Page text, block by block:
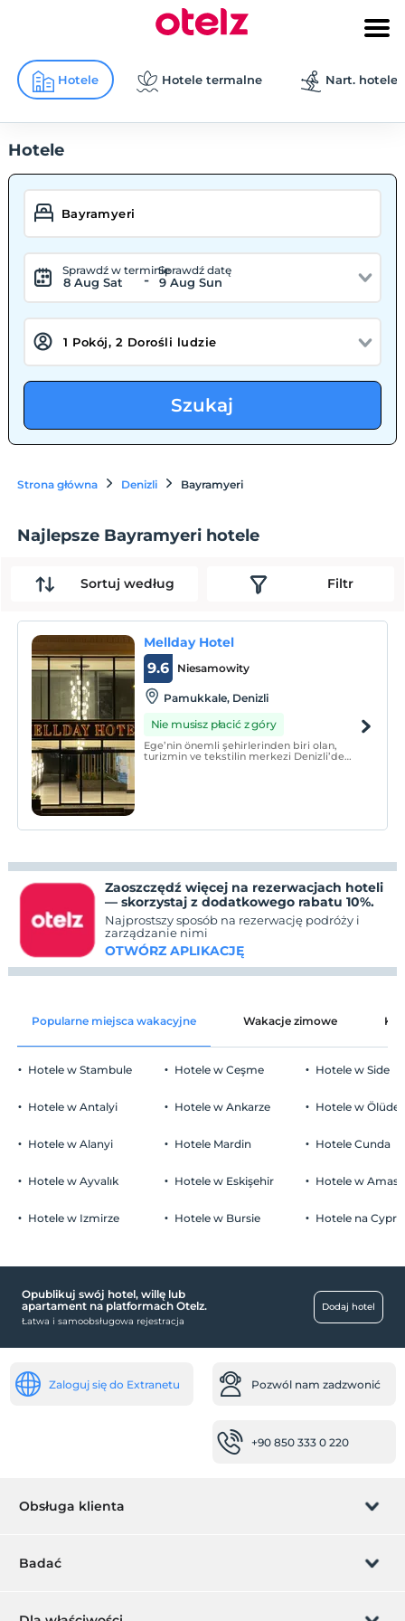
Hotele Hotele termalne Nart. hotele
Hotele
Sprawdź w terminie
8 Aug Sat -
Sprawdź datę
9 Aug Sun
Szukaj
Strona główna Denizli Bayramyeri
Najlepsze Bayramyeri hotele
Sortuj według Filtr
Mellday Hotel
Niesamowity
9.6
Pamukkale, Denizli
Nie musisz płacić z góry
Ege’nin önemli şehirlerinden biri olan,
turizmin ve tekstilin merkezi Denizli’de
Zaoszczędź więcej na rezerwacjach hoteli
— skorzystaj z dodatkowego rabatu 10%.
Najprostszy sposób na rezerwację podróży i
zarządzanie nimi
OTWÓRZ APLIKACJĘ
Popularne miejsca wakacyjne Wakacje zimowe
Hotele w Stambule
Hotele w Antalyi
Hotele w Alanyi
Hotele w Ayvalık
Hotele w Izmirze
Hotele w Ceşme
Hotele w Ankarze
Hotele Mardin
Hotele w Eskişehir
Hotele w Bursie
Hotele w Side
Hotele w
Hotele Cunda
Hotele w
Hotele na
Opublikuj swój hotel, willę lub
apartament na platformach Otelz.
Łatwa i samoobsługowa rejestracja
Dodaj hotel
Zaloguj się do Extranetu Pozwól nam zadzwonić
+90 850 333 0 220
Obsługa klienta
Zarządzanie rezerwacją
Badać
Karta podarunkowa